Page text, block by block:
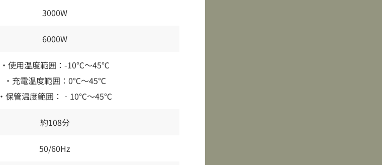
3000W
6000W
・使用温度範囲：-10℃～45℃
・充電温度範囲：0℃～45℃
・保管温度範囲：‐10℃～45℃
約108分
50/60Hz